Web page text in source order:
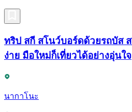
ทริป สกี สโนว์บอร์ดด้วยรถบัส
ง่าย มือใหม่ก็เที่ยวได้อย่างอุ่นใจ
นากาโนะ